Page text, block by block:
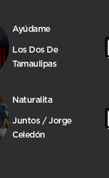
Ayúdame
Los Dos De
Tamaulipas
Naturalita
Juntos / Jorge
Celedón